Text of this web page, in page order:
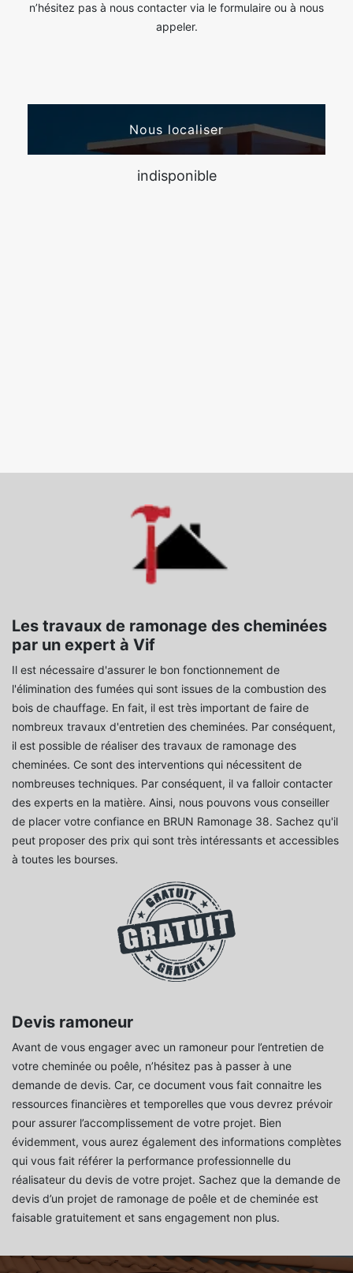
n’hésitez pas à nous contacter via le formulaire ou à nous
appeler.
Nous localiser
indisponible
Les travaux de ramonage des cheminées
par un expert à Vif
Il est nécessaire d'assurer le bon fonctionnement de
l'élimination des fumées qui sont issues de la combustion des
bois de chauffage. En fait, il est très important de faire de
nombreux travaux d'entretien des cheminées. Par conséquent,
il est possible de réaliser des travaux de ramonage des
cheminées. Ce sont des interventions qui nécessitent de
nombreuses techniques. Par conséquent, il va falloir contacter
des experts en la matière. Ainsi, nous pouvons vous conseiller
de placer votre confiance en BRUN Ramonage 38. Sachez qu'il
peut proposer des prix qui sont très intéressants et accessibles
à toutes les bourses.
Devis ramoneur
Avant de vous engager avec un ramoneur pour l’entretien de
votre cheminée ou poêle, n’hésitez pas à passer à une
demande de devis. Car, ce document vous fait connaitre les
ressources financières et temporelles que vous devrez prévoir
pour assurer l’accomplissement de votre projet. Bien
évidemment, vous aurez également des informations complètes
qui vous fait référer la performance professionnelle du
réalisateur du devis de votre projet. Sachez que la demande de
devis d’un projet de ramonage de poêle et de cheminée est
faisable gratuitement et sans engagement non plus.